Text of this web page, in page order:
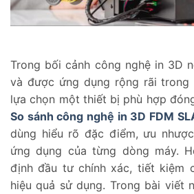
Trong bối cảnh công nghệ in 3D
và được ứng dụng rộng rãi trong
lựa chọn một thiết bị phù hợp
So sánh công nghệ in 3D FDM
dùng hiểu rõ đặc điểm, ưu
ứng dụng của từng dòng máy.
định đầu tư chính xác, tiết kiệm
hiệu quả sử dụng. Trong bài viết